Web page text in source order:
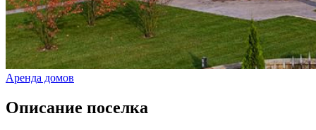
Аренда домов
Описание поселка